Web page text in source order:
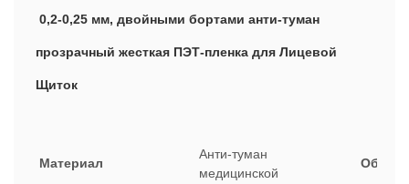
прозрачный жесткая ПЭТ-пленка для Лицевой
Щиток
Материал
Анти-туман
медицинской
Обьем